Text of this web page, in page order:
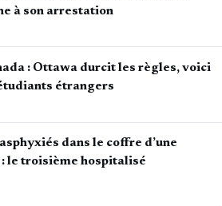
à son arrestation
: Ottawa durcit les règles, voici
étrangers
dans le coffre d’une
le troisième hospitalisé